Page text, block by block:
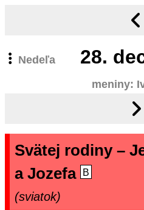
Nedeľa 28.
meniny:
Svätej rodiny –
a Jozefa
B
(sviatok)